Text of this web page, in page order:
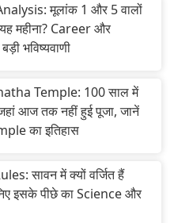
मूलांक 1 और 5 वालों
महीना? Career और
भविष्यवाणी
Temple: 100 साल में
आज तक नहीं हुई पूजा, जानें
का इतिहास
सावन में क्यों वर्जित हैं
इसके पीछे का Science और